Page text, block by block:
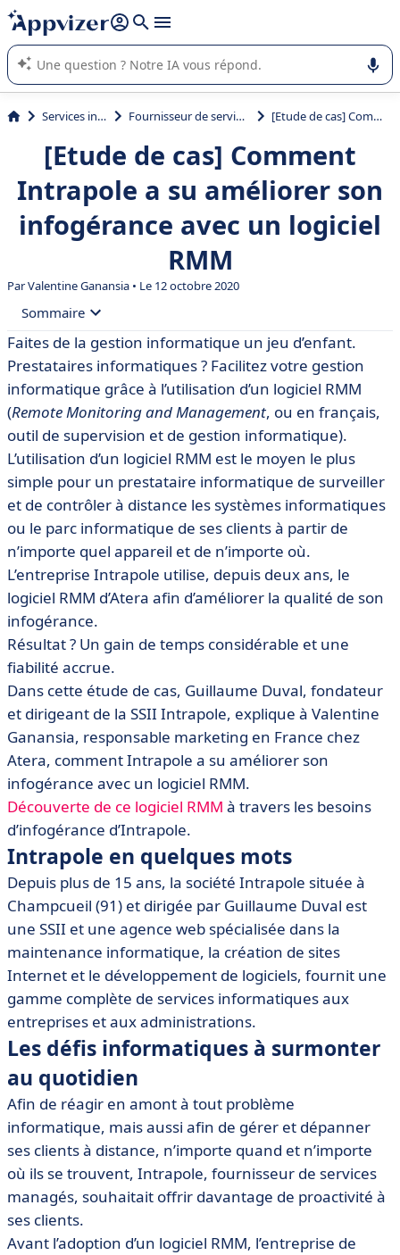
répondre (plusieurs lignes avec
L'IA de Appvizer vous guide dans l'utilisation ou la sélection de
logiciel SaaS en entreprise.
Services informatiques Fournisseur de services externalisés (MSP) [Etude de cas] Comment Intrapole a su améliorer son infogérance avec un logiciel RMM
[Etude de cas] Comment
Intrapole a su améliorer son
infogérance avec un logiciel
RMM
ParValentine Ganansia • Le 12 octobre 2020
Sommaire
• Intrapole en quelques mots
• Les défis informatiques à surmonter au quotidien
• Les solutions apportées en utilisant le logiciel RMM +
PSA d’Atera
• Les résultats obtenus
• Conclusion
Faites de la gestion informatique un jeu d’enfant.
Prestataires informatiques ? Facilitez votre gestion
informatique grâce à l’utilisation d’un logiciel RMM
(Remote Monitoring and Management, ou en français,
outil de supervision et de gestion informatique).
L’utilisation d’un logiciel RMM est le moyen le plus
simple pour un prestataire informatique de surveiller
et de contrôler à distance les systèmes informatiques
ou le parc informatique de ses clients à partir de
n’importe quel appareil et de n’importe où.
L’entreprise Intrapole utilise, depuis deux ans, le
logiciel RMM d’Atera afin d’améliorer la qualité de son
infogérance.
Résultat ? Un gain de temps considérable et une
fiabilité accrue.
Dans cette étude de cas, Guillaume Duval, fondateur
et dirigeant de la SSII Intrapole, explique à Valentine
Ganansia, responsable marketing en France chez
Atera, comment Intrapole a su améliorer son
infogérance avec un logiciel RMM.
Découverte de ce logiciel RMM à travers les besoins
d’infogérance d’Intrapole.
Intrapole en quelques mots
Depuis plus de 15 ans, la société Intrapole située à
Champcueil (91) et dirigée par Guillaume Duval est
une SSII et une agence web spécialisée dans la
maintenance informatique, la création de sites
Internet et le développement de logiciels, fournit une
gamme complète de services informatiques aux
entreprises et aux administrations.
Les défis informatiques à surmonter
au quotidien
Afin de réagir en amont à tout problème
informatique, mais aussi afin de gérer et dépanner
ses clients à distance, n’importe quand et n’importe
où ils se trouvent, Intrapole, fournisseur de services
managés, souhaitait offrir davantage de proactivité à
ses clients.
Avant l’adoption d’un logiciel RMM, l’entreprise de